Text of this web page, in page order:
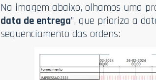
Na imagem abaixo, olhamos uma
data de entrega”, que prioriza a
sequenciamento das ordens: